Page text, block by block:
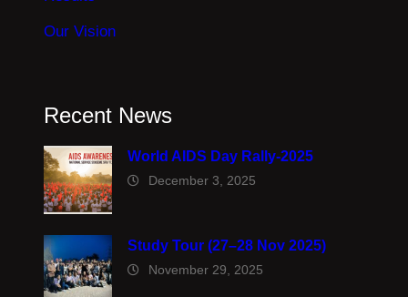
Our Vision
Recent News
World AIDS Day Rally-2025
December 3, 2025
Study Tour (27–28 Nov 2025)
November 29, 2025